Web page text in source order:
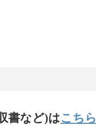
書など)はこちら